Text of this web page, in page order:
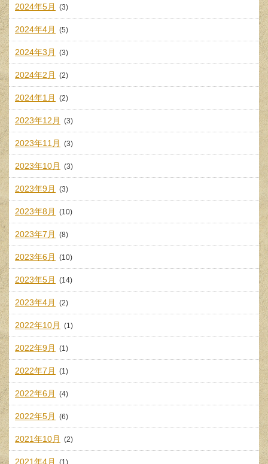
2024年5月 (3)
2024年4月 (5)
2024年3月 (3)
2024年2月 (2)
2024年1月 (2)
2023年12月 (3)
2023年11月 (3)
2023年10月 (3)
2023年9月 (3)
2023年8月 (10)
2023年7月 (8)
2023年6月 (10)
2023年5月 (14)
2023年4月 (2)
2022年10月 (1)
2022年9月 (1)
2022年7月 (1)
2022年6月 (4)
2022年5月 (6)
2021年10月 (2)
2021年4月 (1)